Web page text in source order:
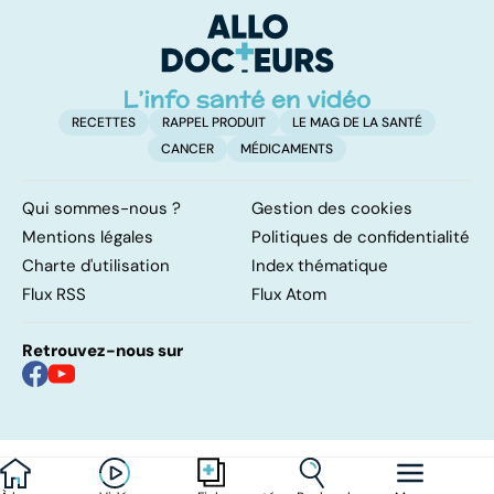
RECETTES RAPPEL PRODUIT
LE MAG DE LA SANTÉ
CANCER
MÉDICAMENTS
Qui sommes-nous ?
Gestion des cookies
Mentions légales
Politiques de confidentialité
Charte d'utilisation
Index thématique
Flux RSS
Flux Atom
Retrouvez-nous sur